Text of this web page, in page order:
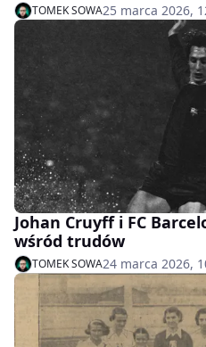
TOMEK SOWA25 marca 2026,
Johan Cruyff i FC
wśród trudów
TOMEK SOWA24 marca 2026,